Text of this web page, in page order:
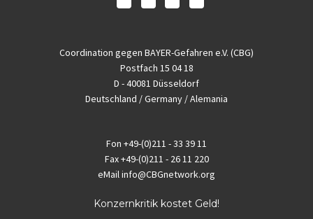
Coordination gegen BAYER-Gefahren e.V. (CBG)
Postfach 15 04 18
D - 40081 Düsseldorf
Deutschland / Germany / Alemania
Fon +49-(0)211 - 33 39 11
Fax+49-(0)211 - 26 11 220
eMailinfo@CBGnetwork.org
Konzernkritik kostet Geld!